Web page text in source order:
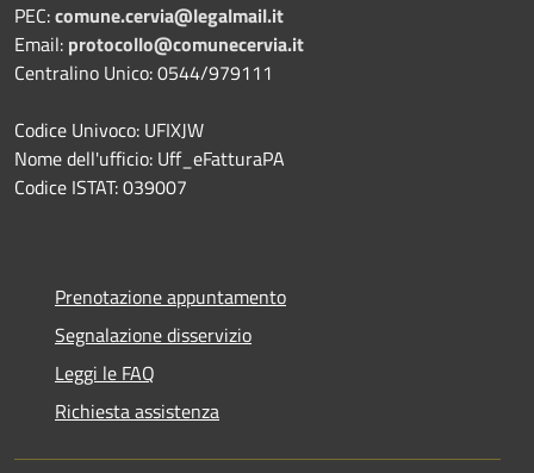
PEC:comune.cervia@legalmail.it
Email: protocollo@comunecervia.it
Centralino Unico: 0544/979111
Codice Univoco: UFIXJW
Nome dell'ufficio: Uff_eFatturaPA
Codice ISTAT: 039007
Prenotazione appuntamento
Segnalazione disservizio
Leggi le FAQ
Richiesta assistenza